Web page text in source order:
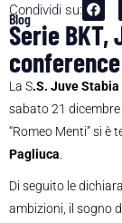
Condividi su:
Blog
Serie BKT,
La S.S. Juve
sabato 21
“Romeo Menti” si
Pagliuca
Di seguito le
ambizioni, il sogno